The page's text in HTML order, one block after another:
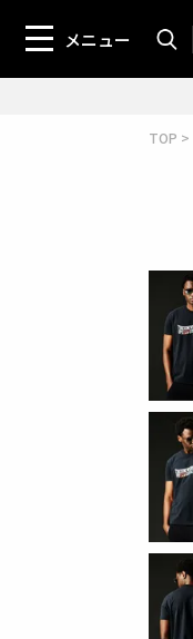
メニュー
TOP